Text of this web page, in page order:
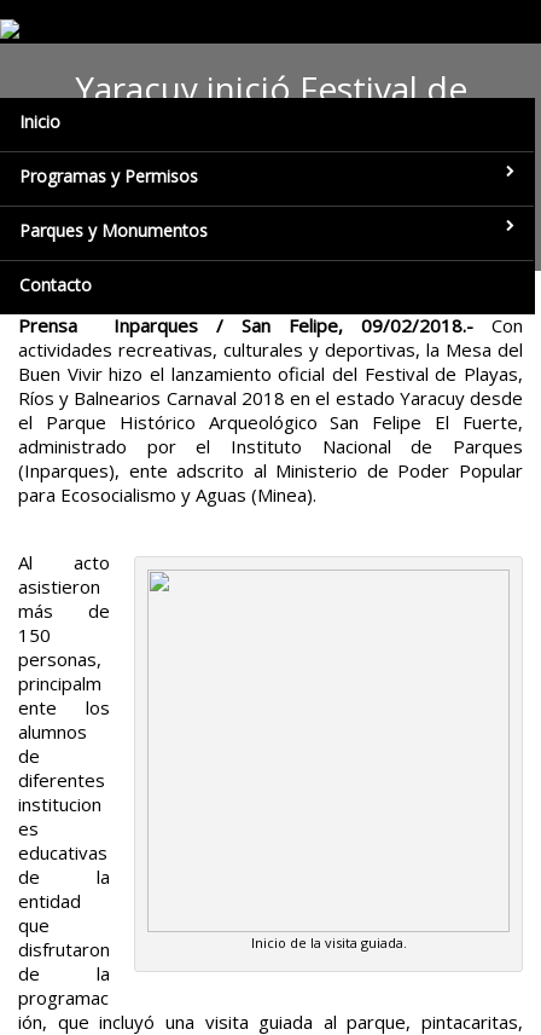
Inicio
Programas y Permisos
Parques y Monumentos
Contacto
Yaracuy inició Festival de
Playas, Ríos y Balnearios en el
Parque Histórico San Felipe El
Prensa Inparques / San Felipe, 09/02/2018.- Con
actividades recreativas, culturales y deportivas, la Mesa del
Buen Vivir hizo el lanzamiento oficial del Festival de Playas,
Ríos y Balnearios Carnaval 2018 en el estado Yaracuy desde
el Parque Histórico Arqueológico San Felipe El Fuerte,
administrado por el Instituto Nacional de Parques
(Inparques), ente adscrito al Ministerio de Poder Popular
para Ecosocialismo y Aguas (Minea).
Inicio de la visita guiada.
Al acto
asistieron
más de
150
personas,
principalm
ente los
alumnos
de
diferentes
institucion
es
educativas
de la
entidad
que
disfrutaron
de la
programac
ión, que incluyó una visita guiada al parque, pintacaritas,